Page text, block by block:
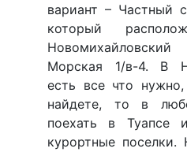
вариант – Частный
который
Морская 1/в-4. В
есть все что
найдете, то в
поехать в Туапсе
курортные